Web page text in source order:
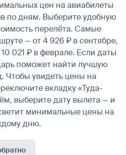
цен на авиабилеты
по дням. Выберите удобную
перелёта. Самые
— от 4 926 ₽ в сентябре,
021 ₽ в феврале. Если даты
поможет найти лучшую
Чтобы увидеть цены на
вкладку «Туда-
выберите дату вылета — и
минимальные цены на
дню.